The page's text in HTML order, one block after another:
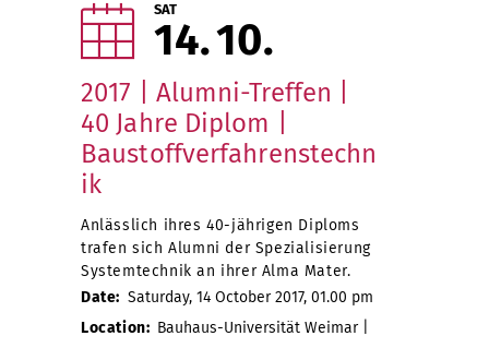
SAT
14 10
2017 | Alumni-Treffen |
40 Jahre Diplom |
Baustoffverfahrenstechn
ik
Anlässlich ihres 40-jährigen Diploms
trafen sich Alumni der Spezialisierung
Systemtechnik an ihrer Alma Mater.
Date: Saturday, 14 October 2017, 01.00 pm
Location: Bauhaus-Universität Weimar |